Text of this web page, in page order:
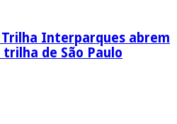
Trilha Interparques abrem
de São Paulo